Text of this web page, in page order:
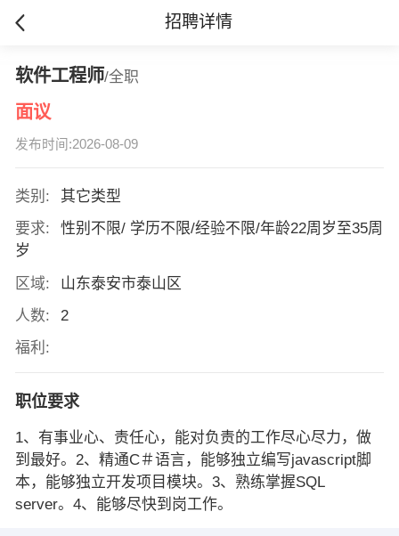
招聘详情
软件工程师/全职
面议
发布时间:2026-08-09
类别:
其它类型
要求:
性别不限/ 学历不限/经验不限/年龄22周岁至35周
岁
区域:
山东泰安市泰山区
人数:
2
福利:
职位要求
1、有事业心、责任心，能对负责的工作尽心尽力，做
到最好。2、精通C＃语言，能够独立编写javascript脚
本，能够独立开发项目模块。3、熟练掌握SQL
server。4、能够尽快到岗工作。